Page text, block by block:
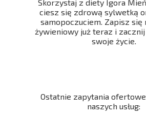
Ostatnie zapytania
naszych usług:
Skorzystaj z diety Igora
ciesz się zdrową sylwetką
samopoczuciem. Zapisz się
żywieniowy już teraz i
swoje życie.